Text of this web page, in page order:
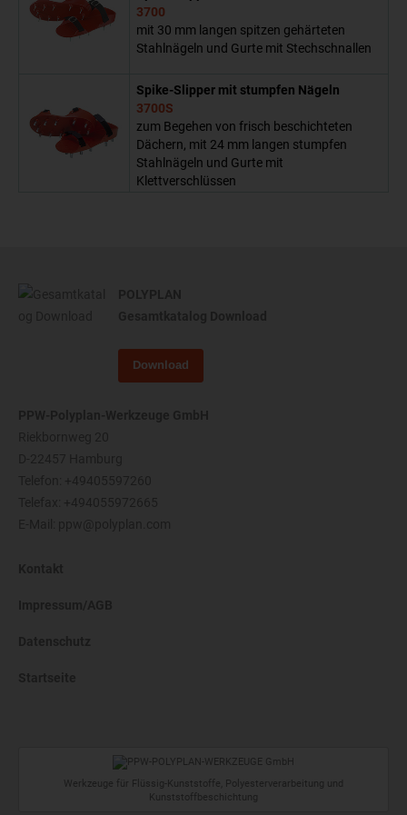
3700
mit 30 mm langen spitzen gehärteten
Stahlnägeln und Gurte mit Stechschnallen
Spike-Slipper mit stumpfen Nägeln
3700S
zum Begehen von frisch beschichteten
Dächern, mit 24 mm langen stumpfen
Stahlnägeln und Gurte mit
Klettverschlüssen
Download
Werkzeuge für Flüssig-Kunststoffe, Polyesterverarbeitung und
Kunststoffbeschichtung